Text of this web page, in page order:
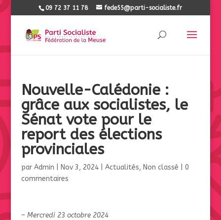
09 72 37 11 78 fede55@parti-socialiste.fr
Nouvelle-Calédonie :
grâce aux socialistes, le
Sénat vote pour le
report des élections
provinciales
par Admin Nov 3, 2024| Actualités, Non classé
0
commentaires
– Mercredi 23 octobre 2024